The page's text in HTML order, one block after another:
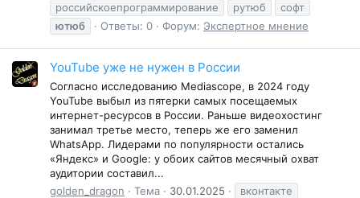
российскоепрограммирование
рутюб
софт
ютюб
Ответы: 0 Форум: Экспертное мнение
YouTube уже не нужен в России
Согласно исследованию Mediascope, в 2024 году
YouTube выбыл из пятерки самых посещаемых
интернет-ресурсов в России. Раньше видеохостинг
занимал третье место, теперь же его заменил
WhatsApp. Лидерами по популярности остались
«Яндекс» и Google: у обоих сайтов месячный охват
аудитории составил...
golden_dragon
Тема 30.01.2025
вконтакте